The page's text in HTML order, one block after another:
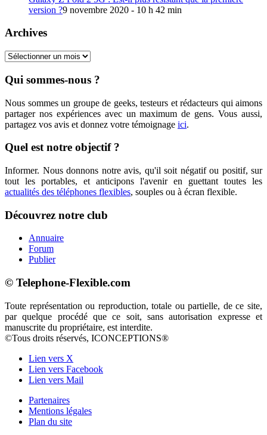
version ?9 novembre 2020 - 10 h 42 min
Archives
Archives
Qui sommes-nous ?
Nous sommes un groupe de geeks, testeurs et rédacteurs qui aimons
partager nos expériences avec un maximum de gens. Vous aussi,
partagez vos avis et donnez votre témoignage ici.
Quel est notre objectif ?
Informer. Nous donnons notre avis, qu'il soit négatif ou positif, sur
tout les portables, et anticipons l'avenir en guettant toutes les
actualités des téléphones flexibles, souples ou à écran flexible.
Découvrez notre club
Annuaire
Forum
Publier
© Telephone-Flexible.com
Toute représentation ou reproduction, totale ou partielle, de ce site,
par quelque procédé que ce soit, sans autorisation expresse et
manuscrite du propriétaire, est interdite.
©Tous droits réservés, ICONCEPTIONS®
Lien vers X
Lien vers Facebook
Lien vers Mail
Partenaires
Mentions légales
Plan du site